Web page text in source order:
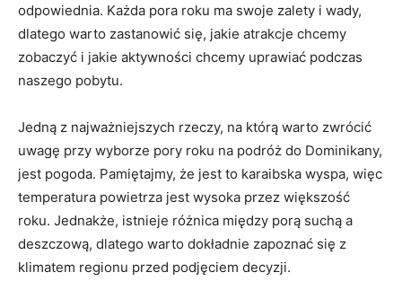
odpowiednia. Każda ⁤pora roku ‍ma swoje zalety⁤ i wady,‌
dlatego warto zastanowić się, jakie⁣ atrakcje chcemy
zobaczyć i jakie aktywności chcemy uprawiać podczas
naszego pobytu.
Jedną z najważniejszych rzeczy, na⁤ którą warto zwrócić
‌uwagę przy wyborze pory ⁤roku ‍na ⁤podróż ⁣do Dominikany,
jest pogoda. Pamiętajmy, że jest‌ to karaibska wyspa, więc
temperatura powietrza jest wysoka przez większość
roku. Jednakże, istnieje różnica między porą suchą a
deszczową, dlatego warto dokładnie zapoznać⁤ się z
klimatem regionu przed podjęciem decyzji.